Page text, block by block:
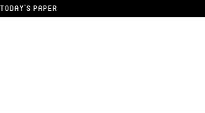
TODAY'S PAPER